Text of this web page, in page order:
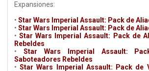
Expansiones:
• Star Wars Imperial Assault: Pack de
• Star Wars Imperial Assault: Pack de
•Star Wars Imperial Assault: Pack de
Rebeldes
• Star Wars Imperial Assault:
Saboteadores Rebeldes
•Star Wars Imperial Assault: Pack de